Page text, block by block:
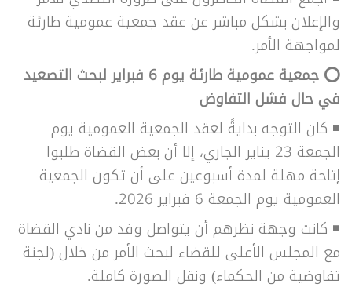
والإعلان بشكل مباشر عن عقد جمعية عمومية طارئة
لمواجهة الأمر.
⭕ جمعية عمومية طارئة يوم 6 فبراير لبحث التصعيد
في حال فشل التفاوض
◾ كان التوجه بدايةً لعقد الجمعية العمومية يوم
الجمعة 23 يناير الجاري، إلا أن بعض القضاة طلبوا
إتاحة مهلة لمدة أسبوعين على أن تكون الجمعية
العمومية يوم الجمعة 6 فبراير 2026.
◾ كانت وجهة نظرهم أن يتواصل وفد من نادي القضاة
مع المجلس الأعلى للقضاء لبحث الأمر من خلال (لجنة
تفاوضية من الحكماء) ونقل الصورة كاملة.